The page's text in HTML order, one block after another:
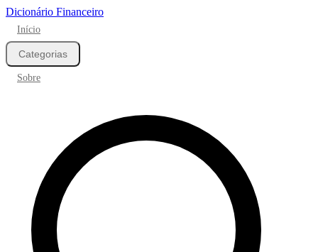
Dicionário Financeiro
Início
Categorias
Sobre